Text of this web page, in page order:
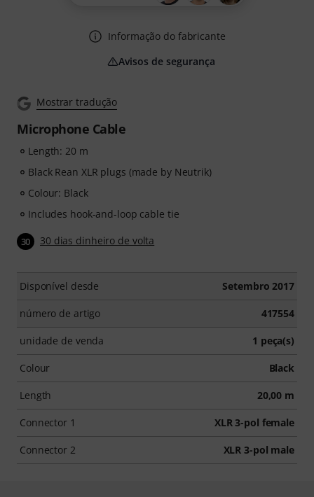
Mostrar tradução
Microphone Cable
Length: 20 m
Black Rean XLR plugs (made by Neutrik)
Colour: Black
Includes hook-and-loop cable tie
30 30 dias dinheiro de volta
Disponível desde Setembro 2017
número de artigo 417554
unidade de venda 1 peça(s)
Colour Black
Length 20,00 m
Connector 1 XLR 3-pol female
Connector 2 XLR 3-pol male
Informação do fabricante
Avisos de segurança